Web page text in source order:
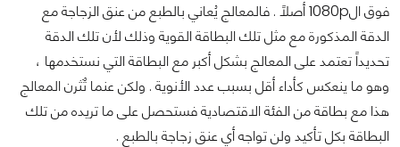
فوق ال1080p أصلاً . فالمعالج يُعاني بالطبع من عنق الزجاجة مع
الدقة المذكورة مع مثل تلك البطاقة القوية وذلك لأن تلك الدقة
تحديداً تعتمد على المعالج بشكل أكبر مع البطاقة التي نستخدمها ،
وهو ما ينعكس كأداء أقل بسبب عدد الأنوية . ولكن عنما تٌثرن المعالج
هذا مع بطاقة من الفئة الاقتصادية فستحصل على ما تريده من تلك
البطاقة بكل تأكيد ولن تواجه أي عنق زجاجة بالطبع .